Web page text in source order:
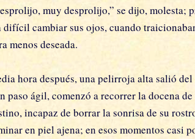
muy desprolijo,” se dijo, molesta;
difícil cambiar sus ojos, cuando
menos deseada.
hora después, una pelirroja alta salió
paso ágil, comenzó a recorrer la docena
incapaz de borrar la sonrisa de su
en piel ajena; en esos momentos casi